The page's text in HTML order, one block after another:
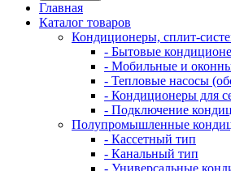
Главная
Каталог товаров
Кондиционеры, сплит-
- Бытовые
- Мобильные и
- Тепловые насосы
- Кондиционеры для
- Подключение
Полупромышленные
- Кассетный тип
- Канальный тип
- Универсальные